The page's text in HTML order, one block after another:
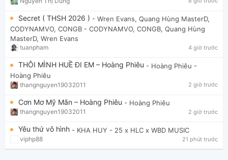
Secret ( THSH 2026 ) - Wren Evans, Quang Hùng MasterD,
CODYNAMVO, CONGB - CODYNAMVO, CONGB, Quang Hùng
MasterD, Wren Evans
tuanpham 4 giờ trước
THÔI MÌNH HUỀ ĐI EM – Hoàng Phiêu - Hoàng Phiêu -
Hoàng Phiêu
thangnguyen19032011 2 giờ trước
Cơn Mơ Mỹ Mãn – Hoàng Phiêu - Hoàng Phiêu
thangnguyen19032011 2 giờ trước
Yêu thứ vô hình - KHA HUY - 25 x HLC x WBD MUSIC
viphp88 21 phút trước